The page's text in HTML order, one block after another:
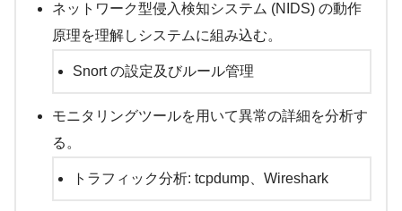
ネットワーク型侵入検知システム (NIDS) の動作
原理を理解しシステムに組み込む。
Snort の設定及びルール管理
モニタリングツールを用いて異常の詳細を分析す
る。
トラフィック分析: tcpdump、Wireshark